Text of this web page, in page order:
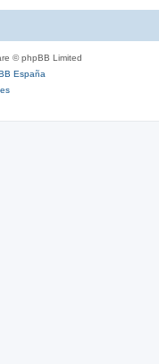
a
© phpBB Limited
España